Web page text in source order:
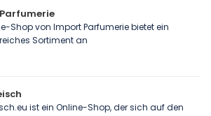
Shop von Import Parfumerie bietet ein
Sortiment an
ist ein Online-Shop, der sich auf den